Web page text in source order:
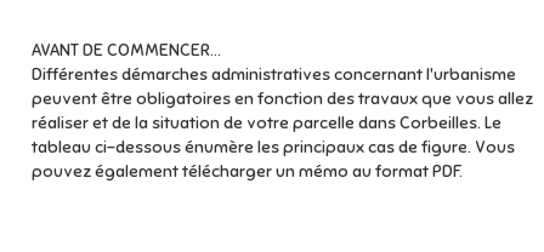
AVANT DE COMMENCER...
Différentes démarches administratives concernant l'urbanisme
peuvent être obligatoires en fonction des travaux que vous allez
réaliser et de la situation de votre parcelle dans Corbeilles. Le
tableau ci-dessous énumère les principaux cas de figure. Vous
pouvez également télécharger un mémo au format PDF.